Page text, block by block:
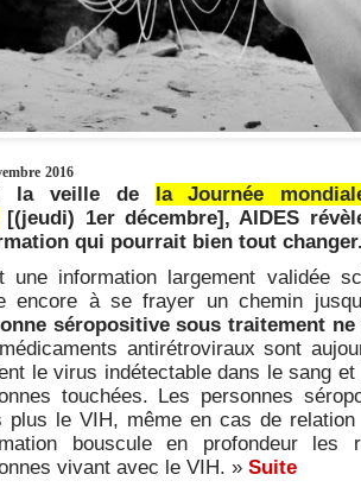
2016
la veille de la Journée
1er décembre], AIDES
qui pourrait bien tout changer.
une information largement validée
encore à se frayer un chemin
séropositive sous traitement
antirétroviraux sont
le virus indétectable dans le sang
touchées. Les personnes
plus le VIH, même en cas de
bouscule en profondeur les
vivant avec le VIH. » Suite